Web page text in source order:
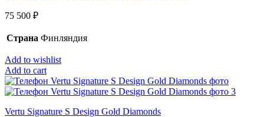
75 500 ₽
Страна Финляндия
Add to wishlist
Add to cart
Vertu Signature S Design Gold Diamonds